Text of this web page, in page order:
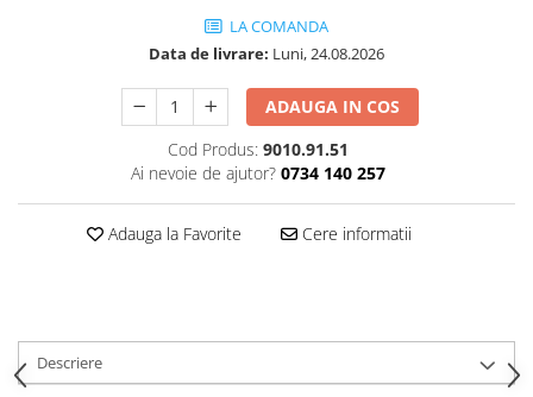
LA COMANDA
Data de livrare: Luni, 24.08.2026
ADAUGA IN COS
Cod Produs: 9010.91.51
Ai nevoie de ajutor? 0734 140 257
Adauga la Favorite Cere informatii
Descriere